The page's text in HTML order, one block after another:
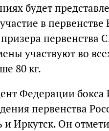
будет
в первенстве
первенства
участвуют во
80 кг.
Федерации бокса
первенства
и Иркутск. Он